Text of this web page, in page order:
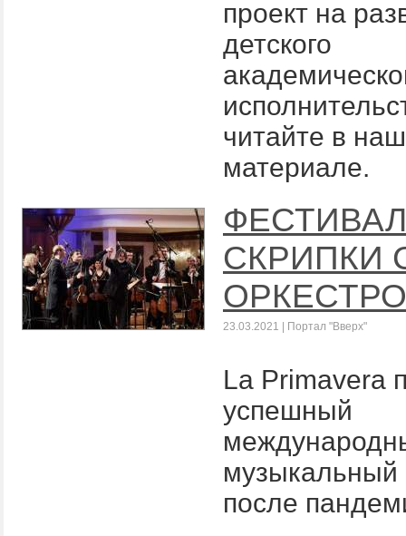
проект на
детского
читайте в
материале.
СКРИПКИ
23.03.2021 | Портал "Вверх"
La Primavera
успешный
после